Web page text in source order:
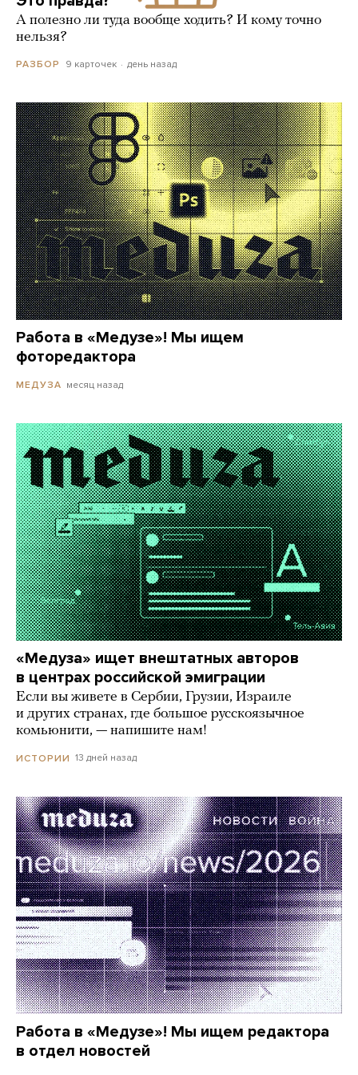
А полезно ли туда вообще ходить? И кому точно
нельзя?
РАЗБОР 9 карточек день назад
Работа в «Медузе»! Мы ищем
фоторедактора
МЕДУЗА месяц назад
«Медуза» ищет внештатных авторов
в центрах российской эмиграции
Если вы живете в Сербии, Грузии, Израиле
и других странах, где большое русскоязычное
комьюнити, — напишите нам!
ИСТОРИИ 13 дней назад
Работа в «Медузе»! Мы ищем редактора
в отдел новостей